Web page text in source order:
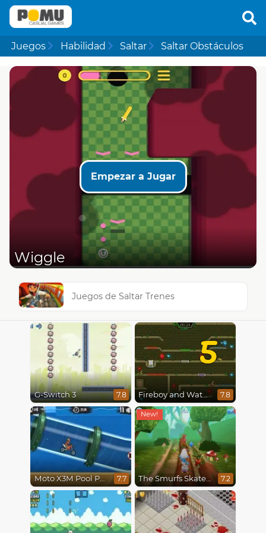
Juegos Habilidad Saltar Saltar Obstáculos
Empezar a Jugar
Wiggle
Juegos de Saltar Trenes
G-Switch 3 7.8
5
Fireboy and Watergirl 5 : Elements 7.8
Moto X3M Pool Party 7.7 The Smurfs Skate Rush 7.2